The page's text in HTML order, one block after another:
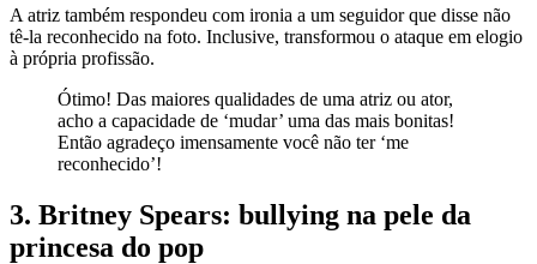
A atriz também respondeu com ironia a um seguidor que disse não
tê-la reconhecido na foto. Inclusive, transformou o ataque em elogio
à própria profissão.
Ótimo! Das maiores qualidades de uma atriz ou ator,
acho a capacidade de ‘mudar’ uma das mais bonitas!
Então agradeço imensamente você não ter ‘me
reconhecido’!
3. Britney Spears: bullying na pele da
princesa do pop